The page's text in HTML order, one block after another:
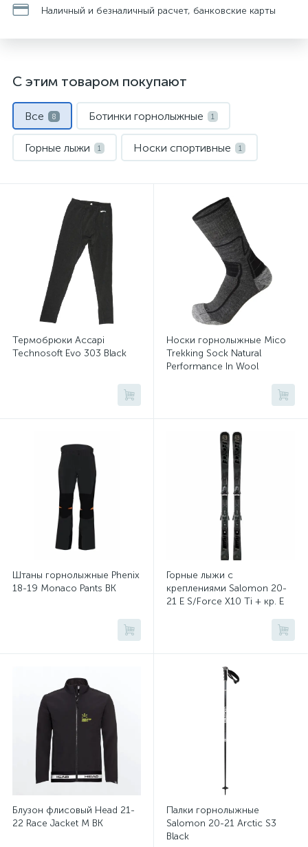
Наличный и безналичный расчет, банковские карты
С этим товаром покупают
Все 8 Ботинки горнолыжные 1
Горные лыжи 1 Носки спортивные 1
Флис и кофты 1
Штаны горнолыжные
Термобрюки Accapi
Technosoft Evo 303 Black
Носки горнолыжные Mico
Trekking Sock Natural
Performance In Wool
Штаны горнолыжные Phenix
18-19 Monaco Pants BK
Горные лыжи с
креплениями Salomon 20-
21 E S/Force X10 Ti + кр. E
Блузон флисовый Head 21-
22 Race Jacket M BK
Палки горнолыжные
Salomon 20-21 Arctic S3
Black